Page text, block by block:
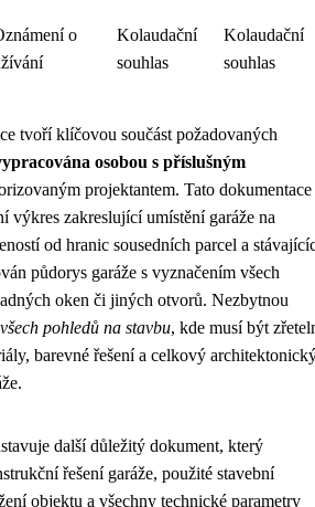
o
Kolaudační
souhlas
Kolaudační
souhlas
tvoří klíčovou součást požadovaných
osobou s příslušným
projektantem. Tato dokumentace
výkres zakreslující umístění garáže na
od hranic sousedních parcel a
půdorys garáže s vyznačením všech
oken či jiných otvorů. Nezbytnou
pohledů na stavbu, kde musí být
barevné řešení a celkový
další důležitý dokument, který
řešení garáže, použité stavební
objektu a všechny technické parametry